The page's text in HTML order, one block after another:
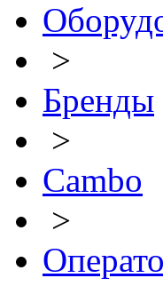
>
Бренды
>
Cambo
>